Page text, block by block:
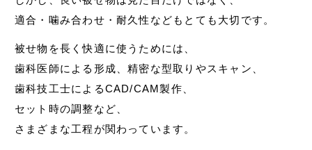
適合・噛み合わせ・耐久性などもとても大切です。
被せ物を長く快適に使うためには、
歯科医師による形成、精密な型取りやスキャン、
歯科技工士によるCAD/CAM製作、
セット時の調整など、
さまざまな工程が関わっています。